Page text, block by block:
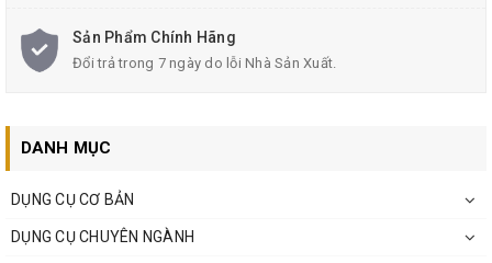
Sản Phẩm Chính Hãng
Đổi trả trong 7 ngày do lỗi Nhà Sản Xuất.
DANH MỤC
DỤNG CỤ CƠ BẢN
DỤNG CỤ CHUYÊN NGÀNH